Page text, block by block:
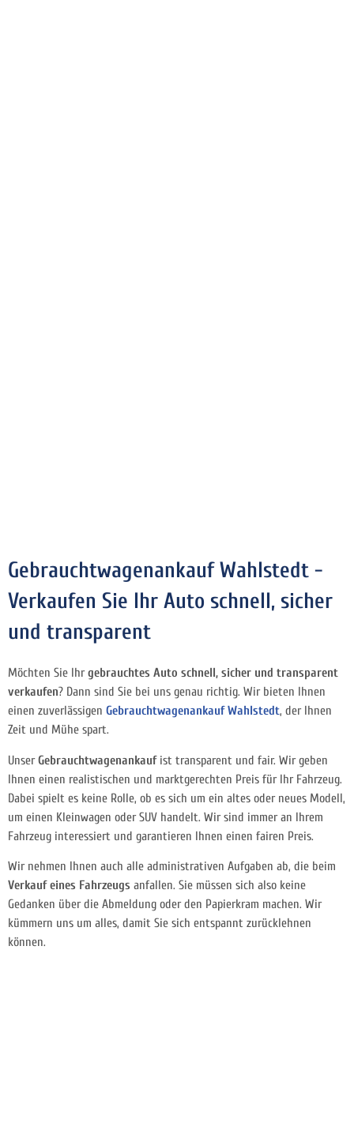
Gebrauchtwagenankauf Wahlstedt -
Verkaufen Sie Ihr Auto schnell, sicher
und transparent
Möchten Sie Ihrgebrauchtes Auto schnell, sicher und transparent
verkaufen? Dann sind Sie bei uns genau richtig. Wir bieten Ihnen
einen zuverlässigen Gebrauchtwagenankauf Wahlstedt, der Ihnen
Zeit und Mühe spart.
UnserGebrauchtwagenankaufist transparent und fair. Wir geben
Ihnen einen realistischen und marktgerechten Preis für Ihr Fahrzeug.
Dabei spielt es keine Rolle, ob es sich um ein altes oder neues Modell,
um einen Kleinwagen oder SUV handelt. Wir sind immer an Ihrem
Fahrzeug interessiert und garantieren Ihnen einen fairen Preis.
Wir nehmen Ihnen auch alle administrativen Aufgaben ab, die beim
Verkauf eines Fahrzeugs anfallen. Sie müssen sich also keine
Gedanken über die Abmeldung oder den Papierkram machen. Wir
kümmern uns um alles, damit Sie sich entspannt zurücklehnen
können.